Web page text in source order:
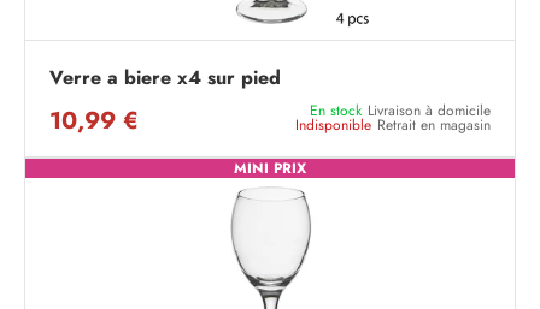
Verre a biere x4 sur pied
10,99 € En stock Livraison à domicile
Indisponible Retrait en magasin
MINI PRIX